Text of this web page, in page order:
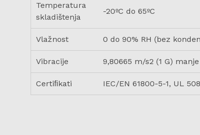
Temperatura
skladištenja
-20ºC do 65ºC
Vlažnost 0 do 90% RH (bez
Vibracije 9,80665 m/s2 (1 G)
Certiﬁkati IEC/EN 61800-5-1, UL